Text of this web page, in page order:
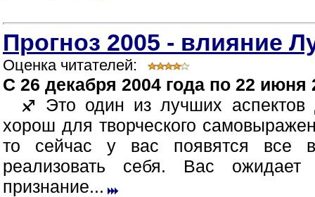
Прогноз 2005 - влияние
Оценка читателей:
C 26 декабря 2004 года по 22 июня
Это один из лучших
хорош для творческого
то сейчас у вас появятся все
реализовать себя. Вас
признание...